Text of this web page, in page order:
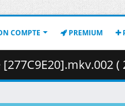
COMPTE PREMIUM
(